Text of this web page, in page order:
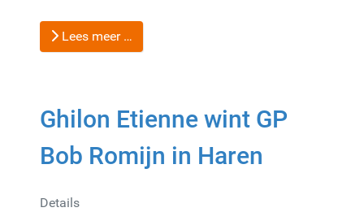
Lees meer …
Ghilon Etienne wint GP
Bob Romijn in Haren
Details